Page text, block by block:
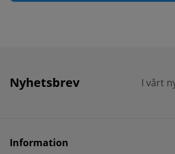
Nyhetsbrev I vårt
Information